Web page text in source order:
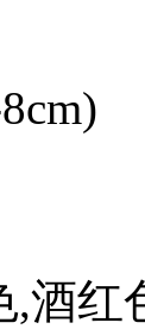
,酒红